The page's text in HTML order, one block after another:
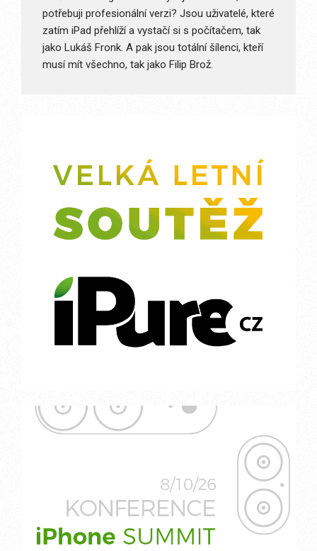
potřebuji profesionální verzi? Jsou uživatelé, které
zatím iPad přehlíží a vystačí si s počítačem, tak
jako Lukáš Fronk. A pak jsou totální šílenci, kteří
musí mít všechno, tak jako Filip Brož.